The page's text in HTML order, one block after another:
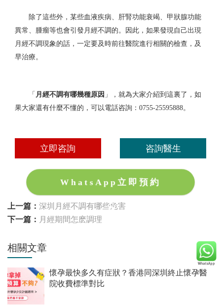
除了這些外，某些血液疾病、肝腎功能衰竭、甲狀腺功能
異常、腫瘤等也會引發月經不調的。因此，如果發現自己出現
月經不調現象的話，一定要及時前往醫院進行相關的檢查，及
早治療。
「 月經不調有哪幾種原因 」，就為大家介紹到這裏了，如
果大家還有什麼不懂的，可以電話咨詢： 0755-25595888。
立即咨詢 咨詢醫生
WhatsApp立即預約
上一篇： 深圳月經不調有哪些危害
下一篇： 月經期間怎麽調理
相關文章
懷孕最快多久有症狀？香港同深圳終止懷孕醫
院收費標準對比